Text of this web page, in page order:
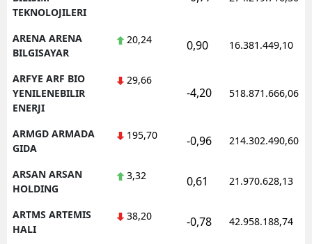
TEKNOLOJILERI
ARENA ARENA
BILGISAYAR
20,24 0,90 16.381.449,10
ARFYE ARF BIO
YENILENEBILIR
ENERJI
29,66
-4,20 518.871.666,06
ARMGD ARMADA
GIDA
195,70 -0,96 214.302.490,60
ARSAN ARSAN
HOLDING
3,32 0,61 21.970.628,13
ARTMS ARTEMIS
HALI
38,20 -0,78 42.958.188,74